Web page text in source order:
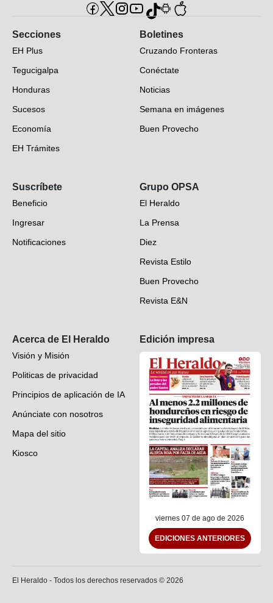
Secciones
EH Plus
Tegucigalpa
Honduras
Sucesos
Economía
EH Trámites
EH Verifica
Fotogalerías
Deportes
Videos
Boletines
Cruzando Fronteras
Conéctate
Noticias
Semana en imágenes
Buen Provecho
Suscríbete
Beneficio
Ingresar
Notificaciones
Grupo OPSA
El Heraldo
La Prensa
Diez
Revista Estilo
Buen Provecho
Revista E&N
Acerca de El Heraldo
Visión y Misión
Politicas de privacidad
Principios de aplicación de IA
Anúnciate con nosotros
Mapa del sitio
Kiosco
Edición impresa
viernes 07 de ago de 2026
EDICIONES ANTERIORES
El Heraldo - Todos los derechos reservados © 2026